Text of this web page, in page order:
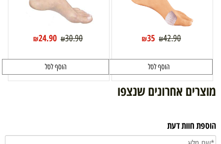
₪42.90
₪35
הוסף לסל
₪30.90
₪24.90
הוסף לסל
מוצרים אחרונים שנצפו
הוספת חוות דעת